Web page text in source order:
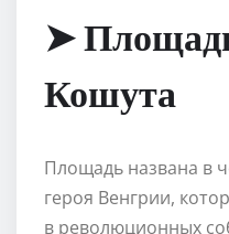
➤
Кошута
Площадь названа в
героя Венгрии,
в революционных